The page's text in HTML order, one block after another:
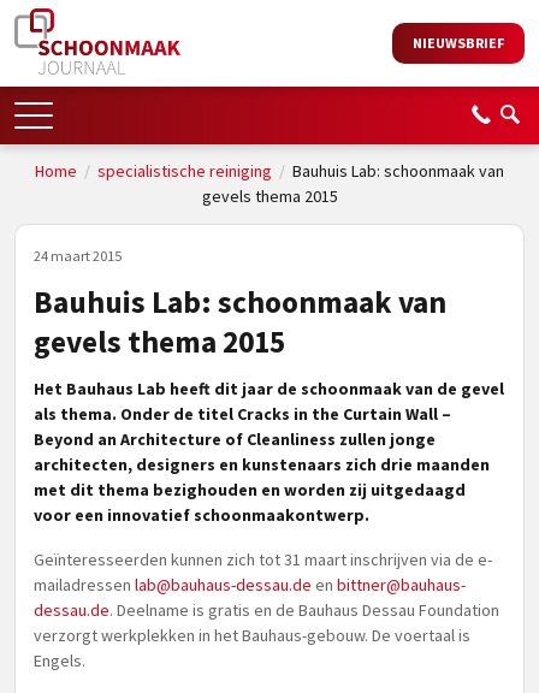
NIEUWSBRIEF
Home / specialistische reiniging / Bauhuis Lab: schoonmaak van
gevels thema 2015
24 maart 2015
Bauhuis Lab: schoonmaak van
gevels thema 2015
Het Bauhaus Lab heeft dit jaar de schoonmaak van de gevel
als thema. Onder de titel Cracks in the Curtain Wall –
Beyond an Architecture of Cleanliness zullen jonge
architecten, designers en kunstenaars zich drie maanden
met dit thema bezighouden en worden zij uitgedaagd
voor een innovatief schoonmaakontwerp.
Geïnteresseerden kunnen zich tot 31 maart inschrijven via de e-
mailadressen lab@bauhaus-dessau.de en bittner@bauhaus-
dessau.de. Deelname is gratis en de Bauhaus Dessau Foundation
verzorgt werkplekken in het Bauhaus-gebouw. De voertaal is
Engels.